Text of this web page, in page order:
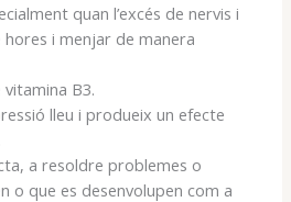
quan l’excés de nervis i
i menjar de manera
B3.
lleu i produeix un efecte
a resoldre problemes o
o que es desenvolupen com a